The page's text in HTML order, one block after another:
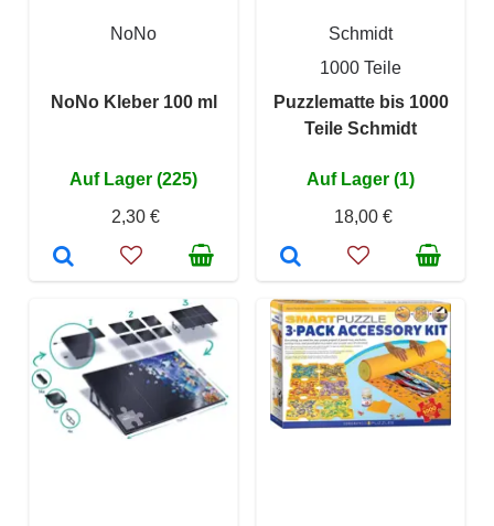
NoNo
NoNo Kleber 100 ml
Auf Lager (225)
2,30 €
Schmidt
1000 Teile
Puzzlematte bis 1000
Teile Schmidt
Auf Lager (1)
18,00 €